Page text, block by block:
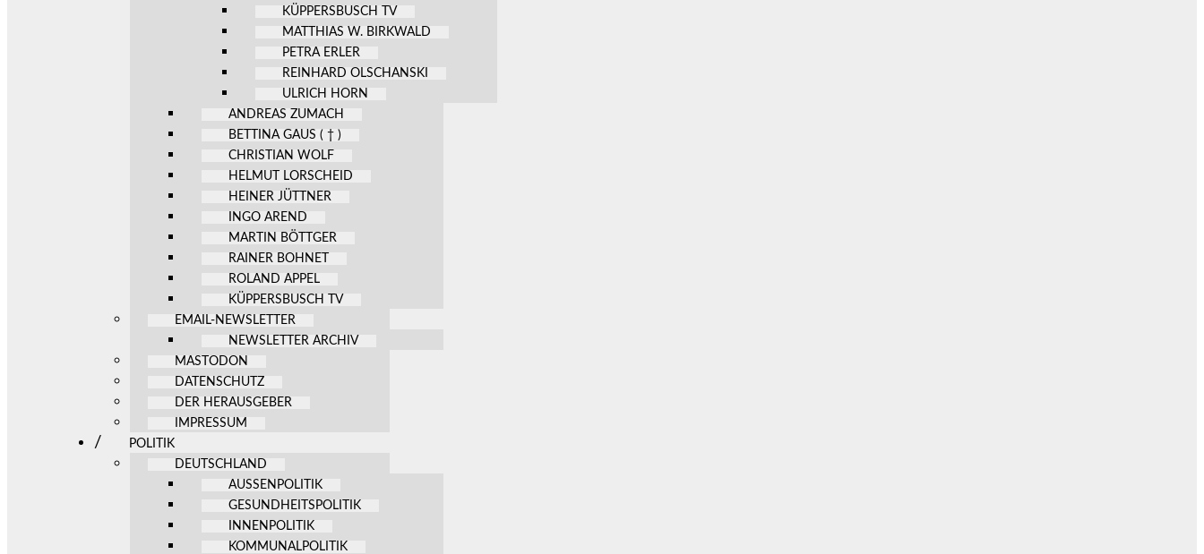
KÜPPERSBUSCH TV
MATTHIAS W. BIRKWALD
PETRA ERLER
REINHARD OLSCHANSKI
ULRICH HORN
ANDREAS ZUMACH
BETTINA GAUS ( † )
CHRISTIAN WOLF
HELMUT LORSCHEID
HEINER JÜTTNER
INGO AREND
MARTIN BÖTTGER
RAINER BOHNET
ROLAND APPEL
KÜPPERSBUSCH TV
EMAIL-NEWSLETTER
NEWSLETTER ARCHIV
MASTODON
DATENSCHUTZ
DER HERAUSGEBER
IMPRESSUM
POLITIK
DEUTSCHLAND
AUSSENPOLITIK
GESUNDHEITSPOLITIK
INNENPOLITIK
KOMMUNALPOLITIK